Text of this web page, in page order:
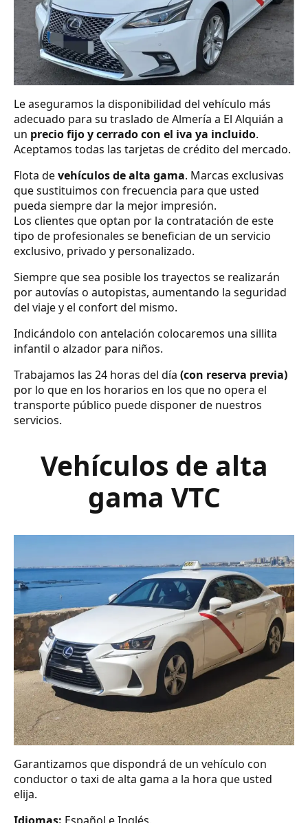
Le aseguramos la disponibilidad del vehículo más
adecuado para su traslado de Almería a El Alquián a
un precio fijo y cerrado con el iva ya incluido.
Aceptamos todas las tarjetas de crédito del mercado.
Flota devehículos de alta gama. Marcas exclusivas
que sustituimos con frecuencia para que usted
pueda siempre dar la mejor impresión.
Los clientes que optan por la contratación de este
tipo de profesionales se benefician de un servicio
exclusivo, privado y personalizado.
Siempre que sea posible los trayectos se realizarán
por autovías o autopistas, aumentando la seguridad
del viaje y el confort del mismo.
Indicándolo con antelación colocaremos una sillita
infantil o alzador para niños.
Trabajamos las 24 horas del día (con reserva previa)
por lo que en los horarios en los que no opera el
transporte público puede disponer de nuestros
servicios.
Vehículos de alta
gama VTC
Garantizamos que dispondrá de un vehículo con
conductor o taxi de alta gama a la hora que usted
elija.